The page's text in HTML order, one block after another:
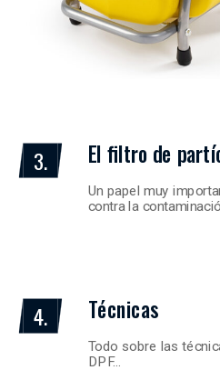
3. El filtro de
Un papel muy
contra la
4. Técnicas
Todo sobre las
DPF…